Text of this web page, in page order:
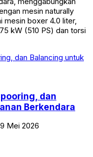
mesin naturally
mesin boxer 4.0 liter,
kW (510 PS) dan torsi
dan
Berkendara
Mei 2026